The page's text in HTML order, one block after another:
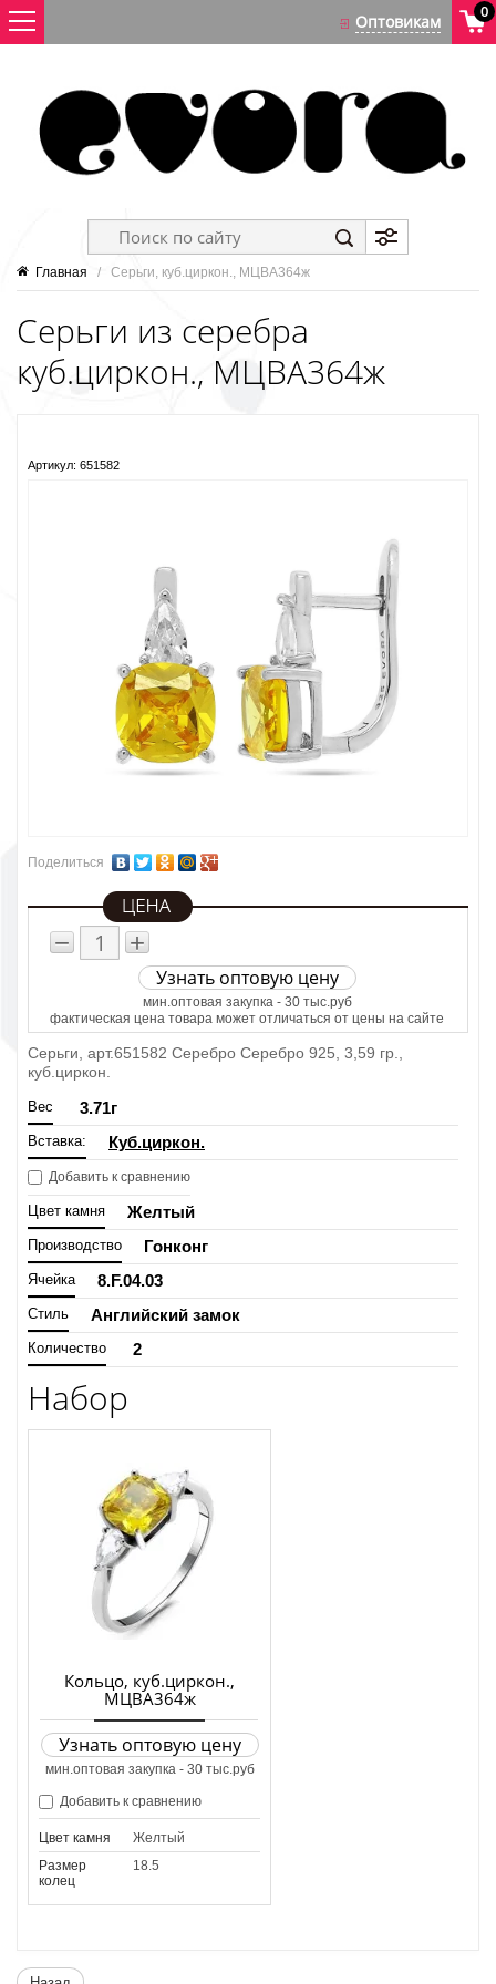
0
Главная /   Серьги, куб.циркон., МЦВА364ж
Серьги из серебра
куб.циркон., МЦВА364ж
Артикул: 651582
Поделиться
− +
Узнать оптовую цену
мин.оптовая закупка - 30 тыс.руб
фактическая цена товара может отличаться от цены на сайте
Серьги, арт.651582 Серебро Серебро 925, 3,59 гр.,
куб.циркон.
Вес 3.71г
Вставка: Куб.циркон.
Добавить к сравнению
Цвет камня Желтый
Производство Гонконг
Ячейка 8.F.04.03
Стиль Английский замок
Количество 2
Набор
Кольцо, куб.циркон.,
МЦВА364ж
Узнать оптовую цену
мин.оптовая закупка - 30 тыс.руб
Добавить к сравнению
Цвет камня
Желтый
Размер
колец
18.5